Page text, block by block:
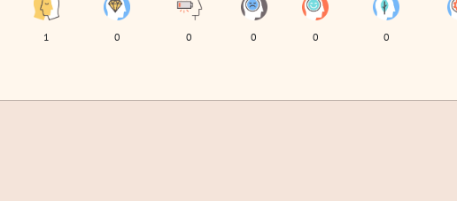
1 0 0 0 0 0